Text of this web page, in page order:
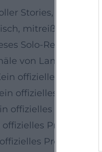
Stories, Sound
mitreißend.
Solo-Returns im
von Lanny Lanner:
offizielles Profil
offizielles Profil
offizielles Profil
offizielles Profil
Profil